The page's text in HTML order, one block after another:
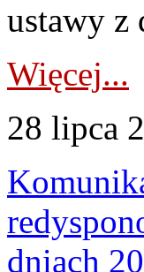
ustawy z
Więcej...
28 lipca
dniach